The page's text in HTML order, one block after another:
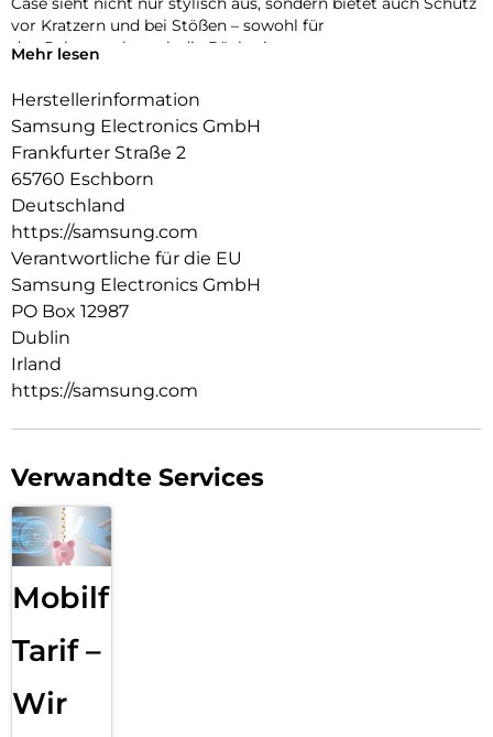
vor Kratzern und bei Stößen – sowohl für
den Rahmen als auch die Rückseite.
Mehr lesen
Herstellerinformation
Samsung Electronics GmbH
Frankfurter Straße 2
65760 Eschborn
Deutschland
https://samsung.com
Verantwortliche für die EU
Samsung Electronics GmbH
PO Box 12987
Dublin
Irland
https://samsung.com
Verwandte Services
Mobilfunk
Tarif –
Wir